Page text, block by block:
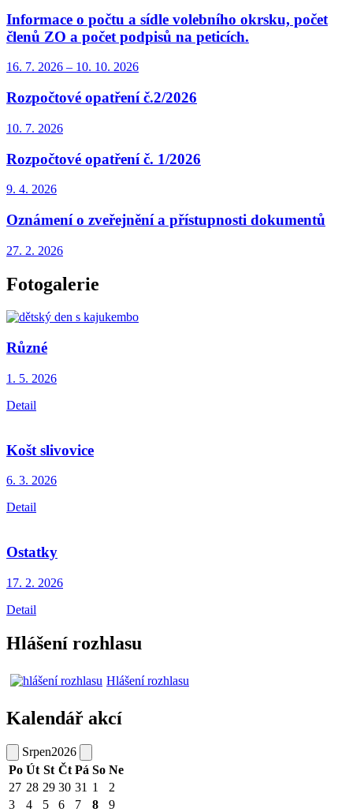
Informace o počtu a sídle volebního okrsku, počet
členů ZO a počet podpisů na peticích.
16. 7. 2026 – 10. 10. 2026
Rozpočtové opatření č.2/2026
10. 7. 2026
Rozpočtové opatření č. 1/2026
9. 4. 2026
Oznámení o zveřejnění a přístupnosti dokumentů
27. 2. 2026
Fotogalerie
Různé
1. 5. 2026
Detail
Košt slivovice
6. 3. 2026
Detail
Ostatky
17. 2. 2026
Detail
Hlášení rozhlasu
Hlášení rozhlasu
Kalendář akcí
Srpen2026
Po Út St Čt Pá So Ne
27 28 29 30 31 1
2
3
4 5 6 7 8 9